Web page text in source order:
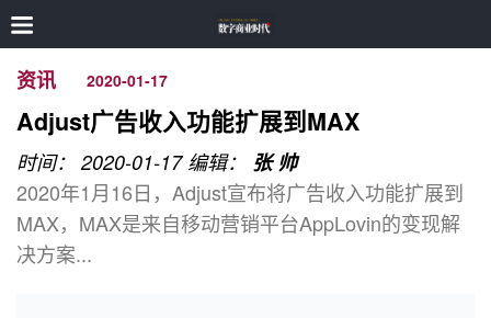
资讯 2020-01-17
Adjust广告收入功能扩展到MAX
时间： 2020-01-17 编辑： 张 帅
2020年1月16日，Adjust宣布将广告收入功能扩展到
MAX，MAX是来自移动营销平台AppLovin的变现解
决方案...